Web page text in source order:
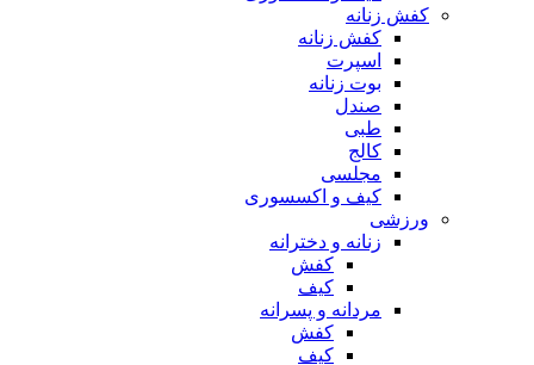
کفش زنانه
کفش زنانه
اسپرت
بوت زنانه
مجلسی
کیف و اکسسوری
ورزشی
زنانه و دخترانه
مردانه و پسرانه